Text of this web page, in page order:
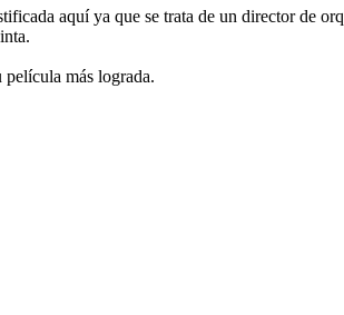
aquí ya que se trata de un director de
película más lograda.